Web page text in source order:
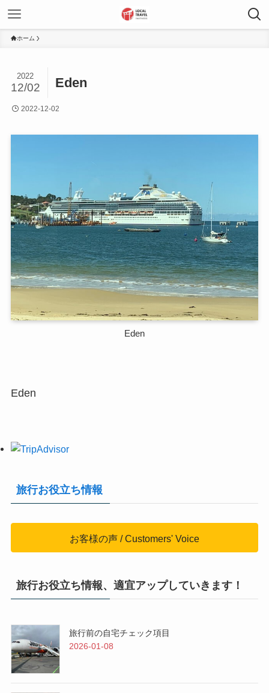
ホーム
Eden
2022
12/02
2022-12-02
Eden
Eden
旅行お役立ち情報
お客様の声 / Customers' Voice
旅行お役立ち情報、適宜アップしていきます！
旅行前の自宅チェック項目
2026-01-08